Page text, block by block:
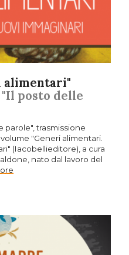
alimentari"
posto delle
parole", trasmissione
"Generi alimentari.
(Iacobellieditore), a cura
nato dal lavoro del